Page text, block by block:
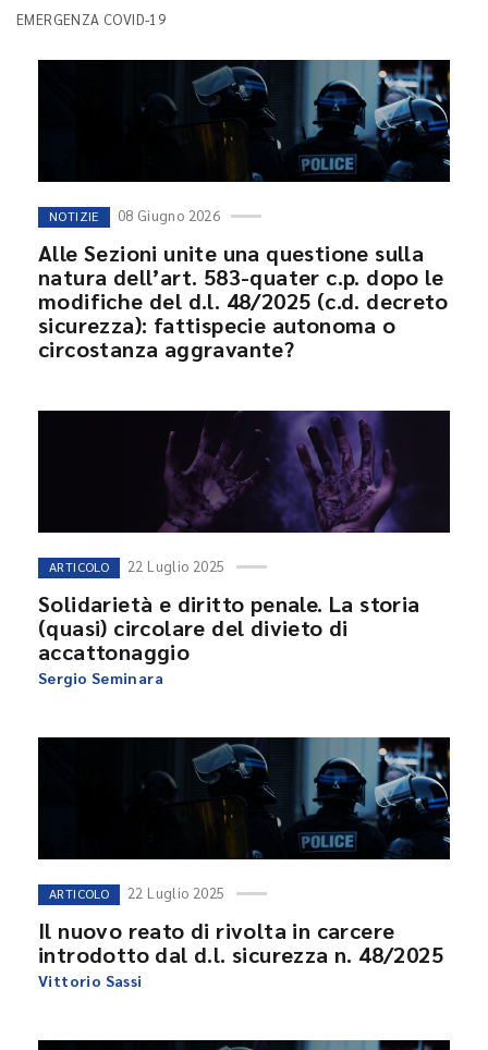
EMERGENZA COVID-19
NOTIZIE 08 Giugno 2026
Alle Sezioni unite una questione sulla
natura dell’art. 583-quater c.p. dopo le
modifiche del d.l. 48/2025 (c.d. decreto
sicurezza): fattispecie autonoma o
circostanza aggravante?
ARTICOLO 22 Luglio 2025
Solidarietà e diritto penale. La storia
(quasi) circolare del divieto di
accattonaggio
Sergio Seminara
ARTICOLO 22 Luglio 2025
Il nuovo reato di rivolta in carcere
introdotto dal d.l. sicurezza n. 48/2025
Vittorio Sassi